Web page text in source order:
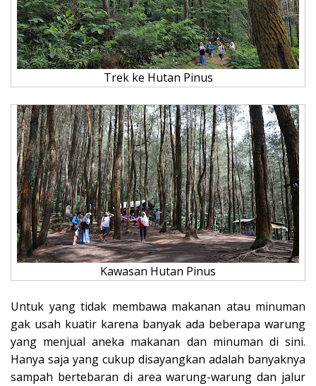
Trek ke Hutan Pinus
Kawasan Hutan Pinus
Untuk yang tidak membawa makanan atau minuman
gak usah kuatir karena banyak ada beberapa warung
yang menjual aneka makanan dan minuman di sini.
Hanya saja yang cukup disayangkan adalah banyaknya
sampah bertebaran di area warung-warung dan jalur